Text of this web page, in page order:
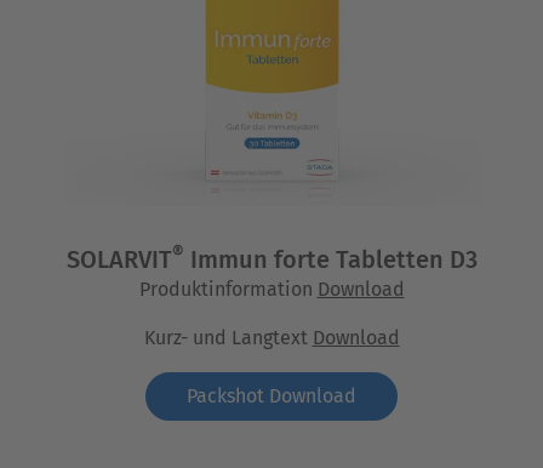
SOLARVIT® Immun forte Tabletten D3
Produktinformation Download
Kurz- und Langtext Download
Packshot Download